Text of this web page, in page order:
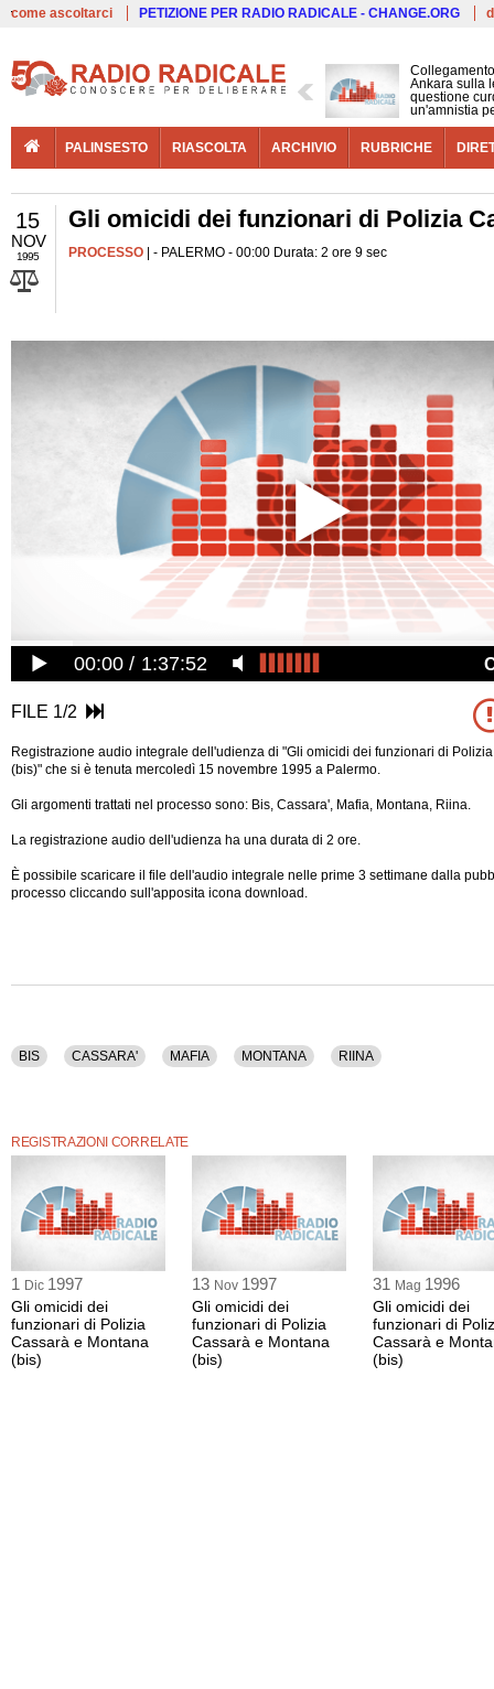
come ascoltarci PETIZIONE PER RADIO RADICALE - CHANGE.ORG
Ankara sulla
questione
un'amnistia
PALINSESTO RIASCOLTA ARCHIVIO RUBRICHE
15
NOV
1995
Gli omicidi dei funzionari di Polizia
PROCESSO | - PALERMO - 00:00 Durata: 2 ore 9 sec
00:00 1:37:52
FILE 1/2
Registrazione audio integrale dell'udienza di "Gli omicidi dei funzionari di
(bis)" che si è tenuta mercoledì 15 novembre 1995 a Palermo.
Gli argomenti trattati nel processo sono: Bis, Cassara', Mafia, Montana, Riina.
La registrazione audio dell'udienza ha una durata di 2 ore.
È possibile scaricare il file dell'audio integrale nelle prime 3 settimane dalla
processo cliccando sull'apposita icona download.
BIS CASSARA' MAFIA MONTANA RIINA
REGISTRAZIONI CORRELATE
1 Dic 1997
Gli omicidi dei
funzionari di Polizia
Cassarà e Montana
(bis)
13 Nov 1997
Gli omicidi dei
funzionari di Polizia
Cassarà e Montana
(bis)
31 Mag 1996
Gli omicidi dei
funzionari di
Cassarà e
(bis)